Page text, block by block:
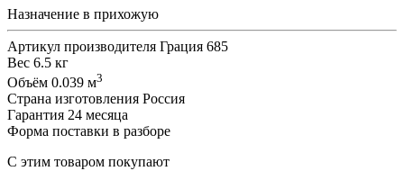
Назначение в прихожую
Артикул производителя Грация 685
Вес 6.5 кг
Объём 0.039 м3
Страна изготовления Россия
Гарантия 24 месяца
Форма поставки в разборе
С этим товаром покупают